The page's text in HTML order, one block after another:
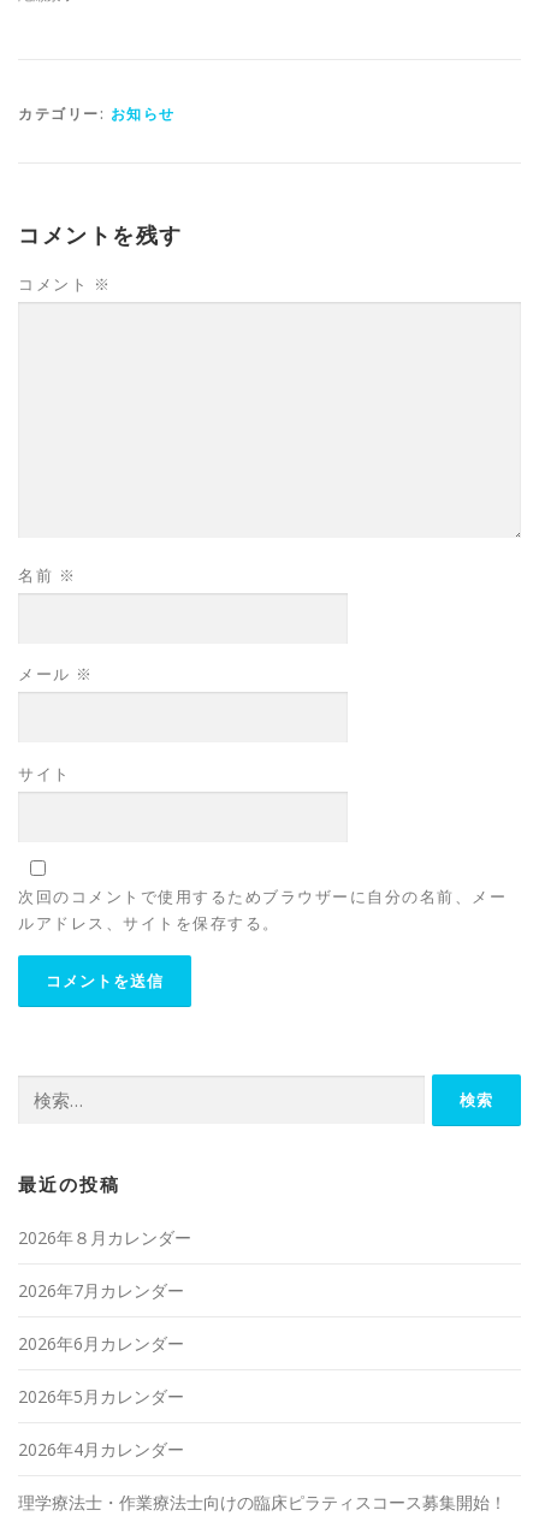
カテゴリー: お知らせ
コメントを残す
コメント ※
名前 ※
メール ※
サイト
次回のコメントで使用するためブラウザーに自分の名前、メー
ルアドレス、サイトを保存する。
索:
最近の投稿
2026年８月カレンダー
2026年7月カレンダー
2026年6月カレンダー
2026年5月カレンダー
2026年4月カレンダー
理学療法士・作業療法士向けの臨床ピラティスコース募集開始！